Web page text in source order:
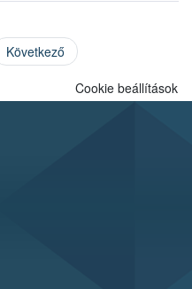
Következő
Cookie beállítások